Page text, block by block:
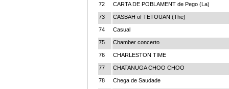
72 CARTA DE POBLAMENT de Pego (La)
73 CASBAH of TETOUAN (The)
74 Casual
75 Chamber concerto
76 CHARLESTON TIME
77 CHATANUGA CHOO CHOO
78 Chega de Saudade